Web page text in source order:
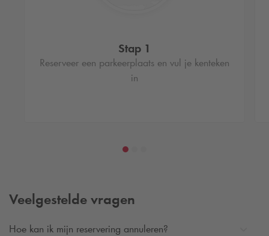
Stap 1
Reserveer een parkeerplaats en vul je kenteken
in
Veelgestelde vragen
Hoe kan ik mijn reservering annuleren?